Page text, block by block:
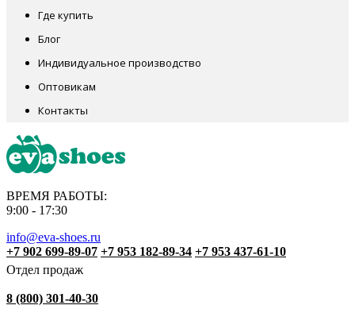
Где купить
Блог
Индивидуальное производство
Оптовикам
Контакты
ВРЕМЯ РАБОТЫ:
9:00 - 17:30
info@eva-shoes.ru
+7 902 699-89-07 +7 953 182-89-34 +7 953 437-61-10
Отдел продаж
8 (800) 301-40-30